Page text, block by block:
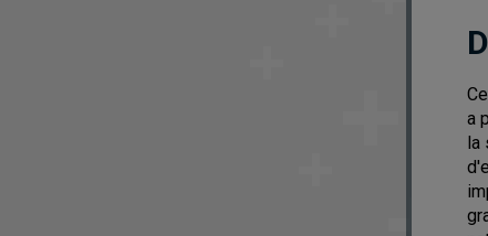
a
la